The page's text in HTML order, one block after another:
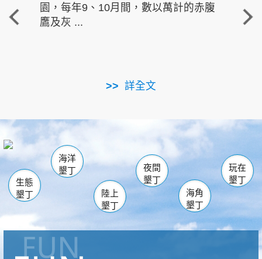
園，每年9、10月間，數以萬計的赤腹
鷹及灰 ...
詳全文
重
走進
南仁湖
海生館
恆春 佳樂水
龍鑾潭自然中心 森林遊樂區
瓊麻館
關山 墾管處遊客中心
社頂公園 風吹沙
船帆石
白砂 龍磐公園
香蕉灣
砂島
鵝鑾鼻
生態
墾丁
海洋
墾丁
陸上
墾丁
夜間
墾丁
海角
墾丁
玩在
墾丁